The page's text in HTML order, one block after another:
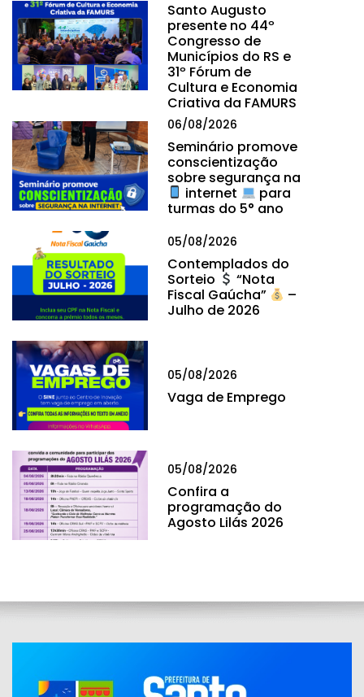
Santo Augusto
presente no 44º
Congresso de
Municípios do RS e
31º Fórum de
Cultura e Economia
Criativa da FAMURS
06/08/2026
Seminário promove
conscientização
sobre segurança na
internet
para
turmas do 5° ano
05/08/2026
Contemplados do
Sorteio
“Nota
Fiscal Gaúcha”
–
Julho de 2026
05/08/2026
Vaga de Emprego
05/08/2026
Confira a
programação do
Agosto Lilás 2026